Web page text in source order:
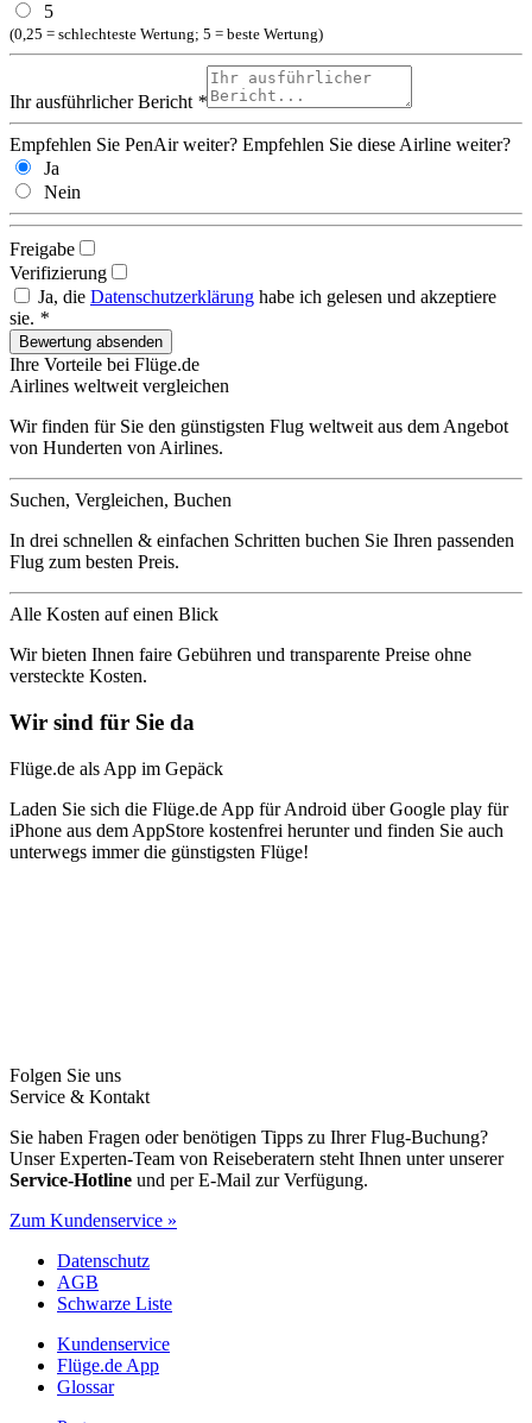
5
(0,25 = schlechteste Wertung; 5 = beste Wertung)
Ihr ausführlicher Bericht *
Empfehlen Sie PenAir weiter? Empfehlen Sie diese Airline weiter?
Ja
Nein
Freigabe
Verifizierung
Ja, die Datenschutzerklärung habe ich gelesen und akzeptiere
sie. *
Ihre Vorteile bei Flüge.de
Airlines weltweit vergleichen
Wir finden für Sie den günstigsten Flug weltweit aus dem Angebot
von Hunderten von Airlines.
Suchen, Vergleichen, Buchen
In drei schnellen & einfachen Schritten buchen Sie Ihren passenden
Flug zum besten Preis.
Alle Kosten auf einen Blick
Wir bieten Ihnen faire Gebühren und transparente Preise ohne
versteckte Kosten.
Wir sind für Sie da
Flüge.de als App im Gepäck
Laden Sie sich die Flüge.de App für Android über Google play für
iPhone aus dem AppStore kostenfrei herunter und finden Sie auch
unterwegs immer die günstigsten Flüge!
Folgen Sie uns
Service & Kontakt
Sie haben Fragen oder benötigen Tipps zu Ihrer Flug-Buchung?
Unser Experten-Team von Reiseberatern steht Ihnen unter unserer
Service-Hotline und per E-Mail zur Verfügung.
Zum Kundenservice »
Datenschutz
AGB
Schwarze Liste
Kundenservice
Flüge.de App
Glossar